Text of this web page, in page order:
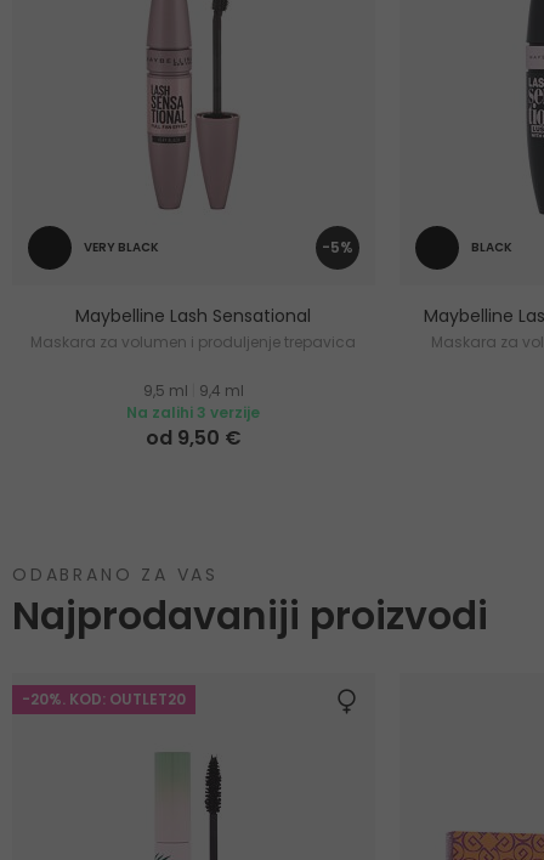
-5%
VERY BLACK
Maybelline Lash Sensational
Maskara za volumen i produljenje trepavica
9,5 ml
9,4 ml
Na zalihi 3 verzije
od 9,50 €
BLACK
Maybelline
Maskara za
ODABRANO ZA VAS
Najprodavaniji proizvodi
-20%. KOD: OUTLET20